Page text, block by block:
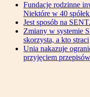
Fundacje rodzinne
Niektóre w 40
Jest sposób na
Zmiany w systemie
skorzysta, a kto straci
Unia nakazuje
przyjęciem przepisów